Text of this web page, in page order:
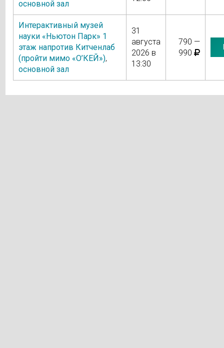
основной зал
Интерактивный музей
науки «Ньютон Парк» 1
этаж напротив Китченлаб
(пройти мимо «О’КЕЙ»),
основной зал
31
августа
2026 в
13:30
790 —
990